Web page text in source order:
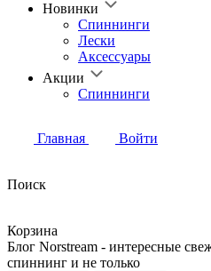
Новинки
Спиннинги
Лески
Аксессуары
Акции
Спиннинги
Главная Войти
Поиск
Корзина
Блог Norstream - интересные
спиннинг и не только